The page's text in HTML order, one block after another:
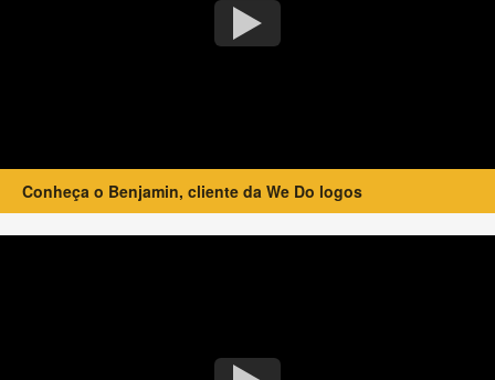
Conheça o Benjamin, cliente da We Do logos